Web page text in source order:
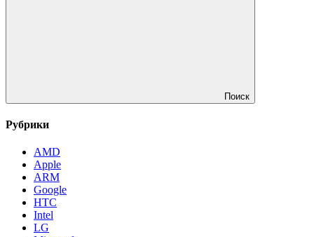
Поиск
Рубрики
AMD
Apple
ARM
Google
HTC
Intel
LG